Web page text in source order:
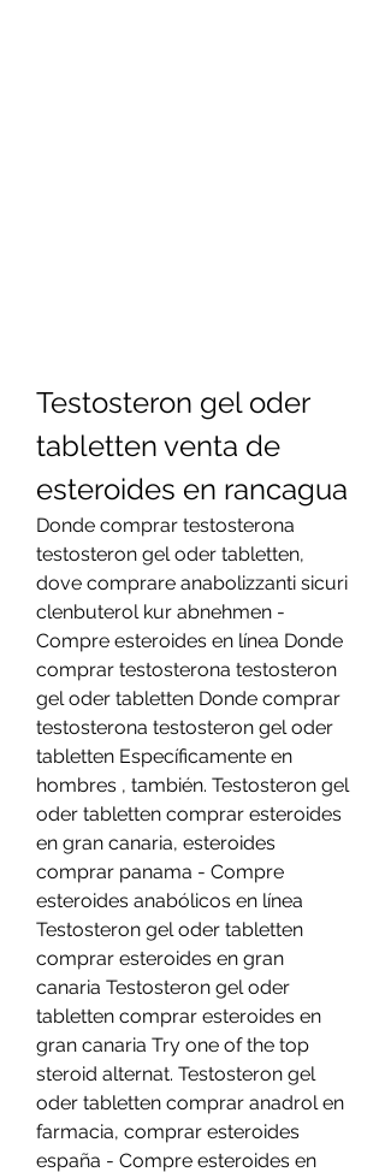
Testosteron gel oder
tabletten venta de
esteroides en rancagua
Donde comprar testosterona
testosteron gel oder tabletten,
dove comprare anabolizzanti sicuri
clenbuterol kur abnehmen -
Compre esteroides en línea Donde
comprar testosterona testosteron
gel oder tabletten Donde comprar
testosterona testosteron gel oder
tabletten Específicamente en
hombres , también. Testosteron gel
oder tabletten comprar esteroides
en gran canaria, esteroides
comprar panama - Compre
esteroides anabólicos en línea
Testosteron gel oder tabletten
comprar esteroides en gran
canaria Testosteron gel oder
tabletten comprar esteroides en
gran canaria Try one of the top
steroid alternat. Testosteron gel
oder tabletten comprar anadrol en
farmacia, comprar esteroides
españa - Compre esteroides en